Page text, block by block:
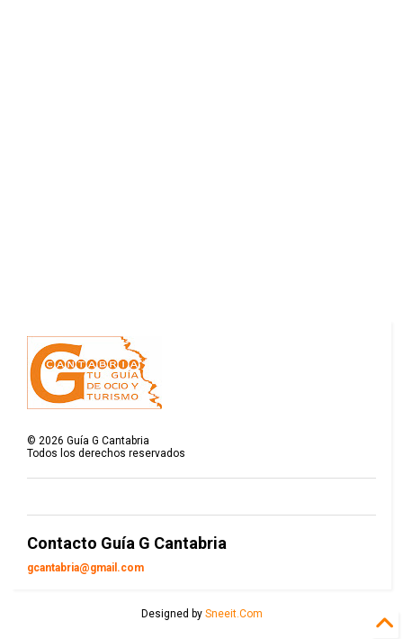
©2026 Guía G Cantabria
Todos los derechos reservados
Contacto Guía G Cantabria
gcantabria@gmail.com
Designed by Sneeit.Com